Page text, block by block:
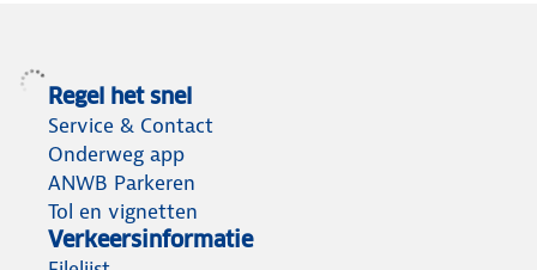
Regel het snel
Service & Contact
Onderweg app
ANWB Parkeren
Tol en vignetten
Verkeersinformatie